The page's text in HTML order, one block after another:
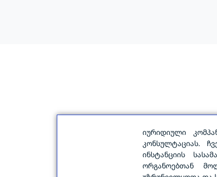
იურიდიული
კონსულტაციას.
ინსტანციის
ორგანოებთან